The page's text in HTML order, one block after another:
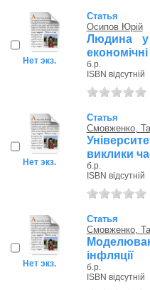
Нет экз.
Статья
Осипов Юрій
Людина у
б.р.
ISBN відсутній
Нет экз.
Статья
Смовженко,
виклики
б.р.
ISBN відсутній
Нет экз.
Статья
Смовженко,
інфляції
б.р.
ISBN відсутній